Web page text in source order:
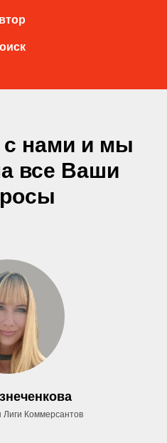
с нами и мы
все Ваши
Коммерсантов